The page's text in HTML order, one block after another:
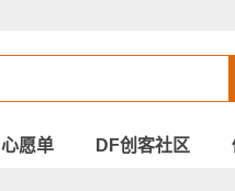
心愿单 DF创客社区